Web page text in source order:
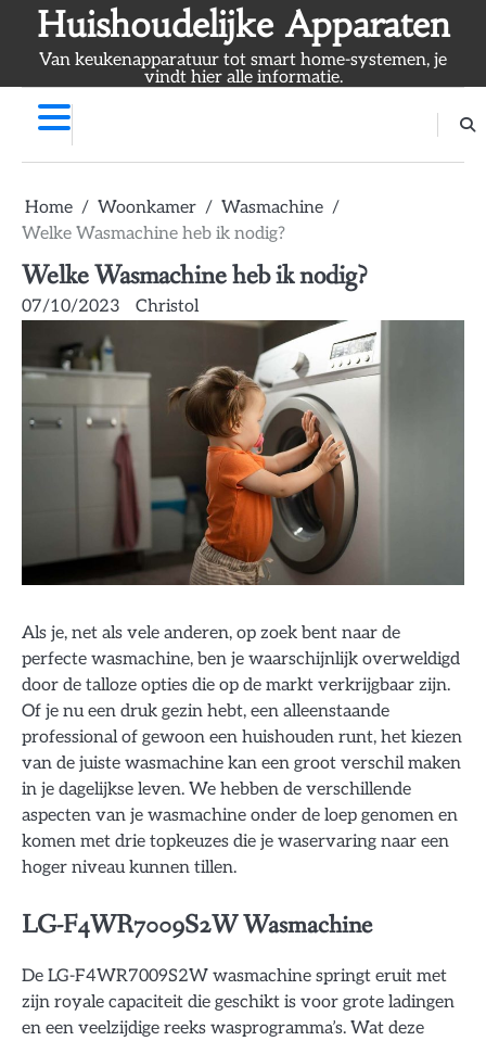
content
Huishoudelijke Apparaten
Van keukenapparatuur tot smart home-systemen, je
vindt hier alle informatie.
Home Woonkamer
Wasmachine
Welke Wasmachine heb ik nodig?
Welke Wasmachine heb ik nodig?
07/10/2023 Christol
Als je, net als vele anderen, op zoek bent naar de
perfecte wasmachine, ben je waarschijnlijk overweldigd
door de talloze opties die op de markt verkrijgbaar zijn.
Of je nu een druk gezin hebt, een alleenstaande
professional of gewoon een huishouden runt, het kiezen
van de juiste wasmachine kan een groot verschil maken
in je dagelijkse leven. We hebben de verschillende
aspecten van je wasmachine onder de loep genomen en
komen met drie topkeuzes die je waservaring naar een
hoger niveau kunnen tillen.
LG-F4WR7009S2W Wasmachine
De LG-F4WR7009S2W wasmachine springt eruit met
zijn royale capaciteit die geschikt is voor grote ladingen
en een veelzijdige reeks wasprogramma’s. Wat deze